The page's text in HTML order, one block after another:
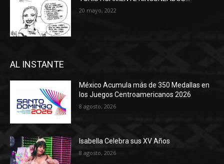
20 mayo, 2022
AL INSTANTE
México Acumula más de 350 Medallas en
los Juegos Centroamericanos 2026
8 agosto, 2026
Isabella Celebra sus XV Años
8 agosto, 2026